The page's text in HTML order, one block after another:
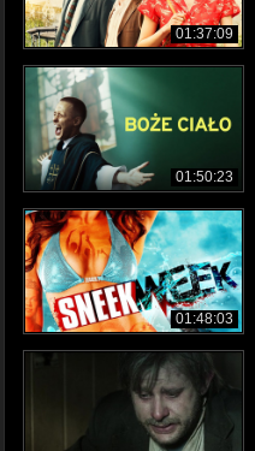
01:37:09
01:50:23
01:48:03